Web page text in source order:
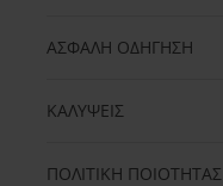
ΑΣΦΑΛΗ ΟΔΗΓΗΣΗ
ΚΑΛΥΨΕΙΣ
ΠΟΛΙΤΙΚΗ ΠΟΙΟΤΗΤΑΣ